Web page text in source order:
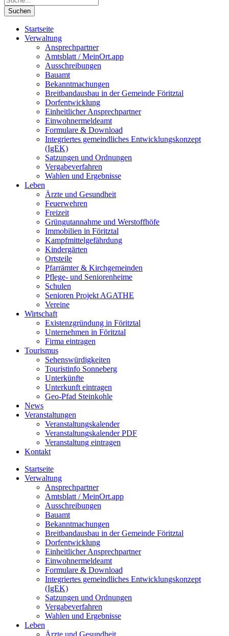
Suchen
Startseite
Verwaltung
Ansprechpartner
Amtsblatt / MeinOrt.app
Ausschreibungen
Bauamt
Bekanntmachungen
Breitbandausbau in der Gemeinde Föritztal
Dorfentwicklung
Einheitlicher Ansprechpartner
Einwohnermeldeamt
Formulare & Download
Integriertes gemeindliches Entwicklungskonzept
(IgEK)
Satzungen und Ordnungen
Vergabeverfahren
Wahlen und Ergebnisse
Leben
Ärzte und Gesundheit
Feuerwehren
Freizeit
Grüngutannahme und Werstoffhöfe
Immobilien in Föritztal
Kampfmittelgefährdung
Kindergärten
Ortsteile
Pfarrämter & Kirchgemeinden
Pflege- und Seniorenheime
Schulen
Senioren Projekt AGATHE
Vereine
Wirtschaft
Existenzgründung in Föritztal
Unternehmen in Föritztal
Firma eintragen
Tourismus
Sehenswürdigkeiten
Touristinfo Sonneberg
Unterkünfte
Unterkunft eintragen
Geo-Pfad Steinkohle
News
Veranstaltungen
Veranstaltungskalender
Veranstaltungskalender PDF
Veranstaltung eintragen
Kontakt
Startseite
Verwaltung
Ansprechpartner
Amtsblatt / MeinOrt.app
Ausschreibungen
Bauamt
Bekanntmachungen
Breitbandausbau in der Gemeinde Föritztal
Dorfentwicklung
Einheitlicher Ansprechpartner
Einwohnermeldeamt
Formulare & Download
Integriertes gemeindliches Entwicklungskonzept
(IgEK)
Satzungen und Ordnungen
Vergabeverfahren
Wahlen und Ergebnisse
Leben
Ärzte und Gesundheit